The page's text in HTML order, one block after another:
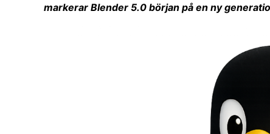
markerar Blender 5.0 början på en ny